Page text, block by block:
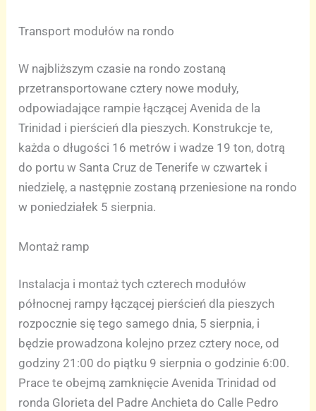
Transport modułów na rondo
W najbliższym czasie na rondo zostaną
przetransportowane cztery nowe moduły,
odpowiadające rampie łączącej Avenida de la
Trinidad i pierścień dla pieszych. Konstrukcje te,
każda o długości 16 metrów i wadze 19 ton, dotrą
do portu w Santa Cruz de Tenerife w czwartek i
niedzielę, a następnie zostaną przeniesione na rondo
w poniedziałek 5 sierpnia.
Montaż ramp
Instalacja i montaż tych czterech modułów
północnej rampy łączącej pierścień dla pieszych
rozpocznie się tego samego dnia, 5 sierpnia, i
będzie prowadzona kolejno przez cztery noce, od
godziny 21:00 do piątku 9 sierpnia o godzinie 6:00.
Prace te obejmą zamknięcie Avenida Trinidad od
ronda Glorieta del Padre Anchieta do Calle Pedro